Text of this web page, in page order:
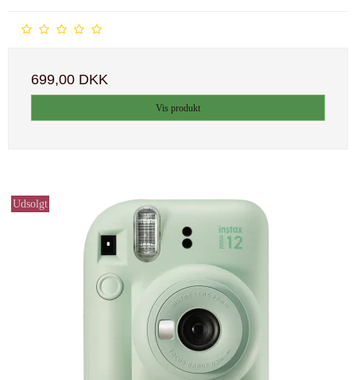
699,00 DKK
Vis produkt
Udsolgt